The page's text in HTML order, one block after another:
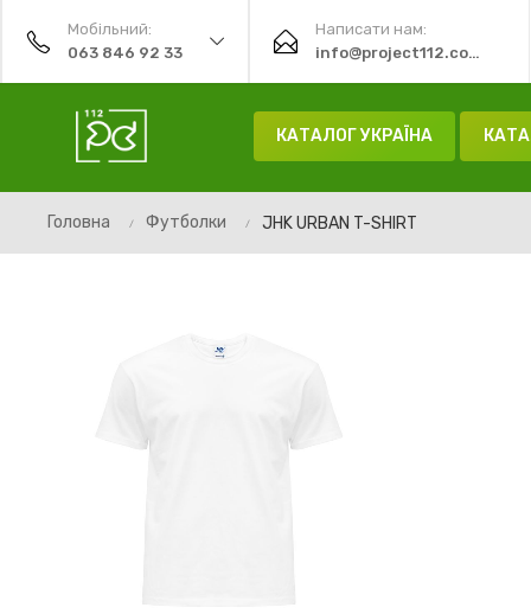
Мобільний:
063 846 92 33
Написати нам:
info@project112.com.ua
КАТАЛОГ УКРАЇНА
Головна Футболки JHK URBAN T-SHIRT